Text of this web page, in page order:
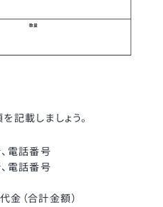
記載しましょう。
電話番号
電話番号
（合計金額）